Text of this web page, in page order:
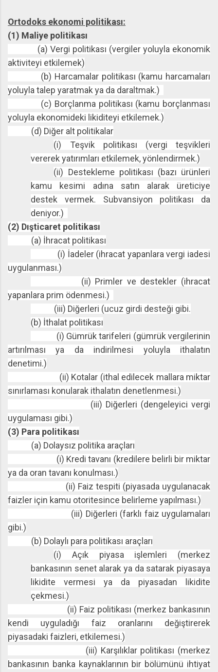
Ortodoks ekonomi politikası:
(1) Maliye politikası
(a) Vergi politikası (vergiler yoluyla ekonomik
aktiviteyi etkilemek)
(b) Harcamalar politikası (kamu harcamaları
yoluyla talep yaratmak ya da daraltmak.)
(c) Borçlanma politikası (kamu borçlanması
yoluyla ekonomideki likiditeyi etkilemek.)
(d) Diğer alt politikalar
(i) Teşvik politikası (vergi teşvikleri
vererek yatırımları etkilemek, yönlendirmek.)
(ii) Destekleme politikası (bazı ürünleri
kamu kesimi adına satın alarak üreticiye
destek vermek. Subvansiyon politikası da
deniyor.)
(2) Dışticaret politikası
(a) İhracat politikası
(i) İadeler (ihracat yapanlara vergi iadesi
uygulanması.)
(ii) Primler ve destekler (ihracat
yapanlara prim ödenmesi.)
(iii) Diğerleri (ucuz girdi desteği gibi.
(b) İthalat politikası
(i) Gümrük tarifeleri (gümrük vergilerinin
artırılması ya da indirilmesi yoluyla ithalatın
denetimi.)
(ii) Kotalar (ithal edilecek mallara miktar
sınırlaması konularak ithalatın denetlenmesi.)
(iii) Diğerleri (dengeleyici vergi
uygulaması gibi.)
(3) Para politikası
(a) Dolaysız politika araçları
(i) Kredi tavanı (kredilere belirli bir miktar
ya da oran tavanı konulması.)
(ii) Faiz tespiti (piyasada uygulanacak
faizler için kamu otoritesince belirleme yapılması.)
(iii) Diğerleri (farklı faiz uygulamaları
gibi.)
(b) Dolaylı para politikası araçları
(i) Açık piyasa işlemleri (merkez
bankasının senet alarak ya da satarak piyasaya
likidite vermesi ya da piyasadan likidite
çekmesi.)
(ii) Faiz politikası (merkez bankasının
kendi uyguladığı faiz oranlarını değiştirerek
piyasadaki faizleri, etkilemesi.)
(iii) Karşılıklar politikası (merkez
bankasının banka kaynaklarının bir bölümünü ihtiyat